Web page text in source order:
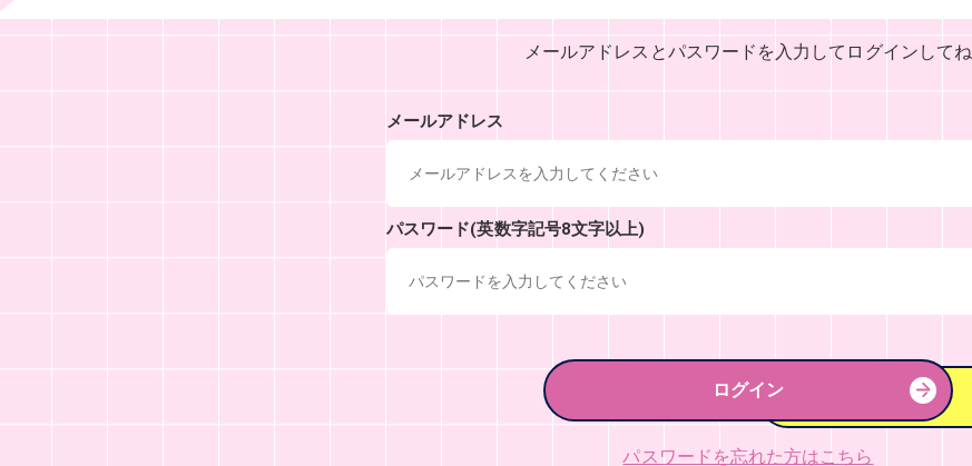
メールアドレスとパスワードを入力して ログインしてね
メールアドレス
パスワード(英数字記号8文字以上)
ログイン
パスワードを忘れた方はこちら